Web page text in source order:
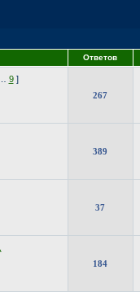
Ответов
9 ]
267
389
37
184